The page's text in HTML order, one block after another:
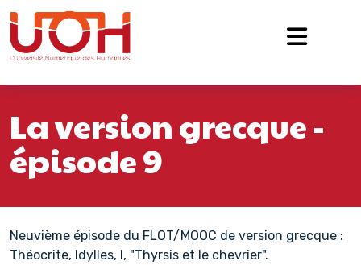
Passer au contenu
Navigation principale
La version grecque -
épisode 9
Neuvième épisode du FLOT/MOOC de version grecque :
Théocrite, Idylles, I, "Thyrsis et le chevrier".